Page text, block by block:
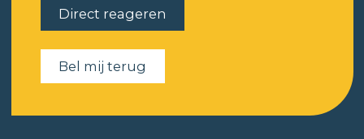
Direct reageren
Bel mij terug